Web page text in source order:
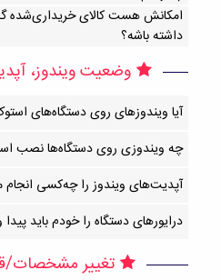
امکانش هست کالای خریداری‌شده
داشته باشه؟
وضعیت ویندوز،
آیا ویندوزهای روی دستگاه‌های
چه ویندوزی روی دستگاه‌ها نصب
آپدیت‌های ویندوز را چه‌کسی
درایورهای دستگاه را خودم باید
تغییر مشخصات/